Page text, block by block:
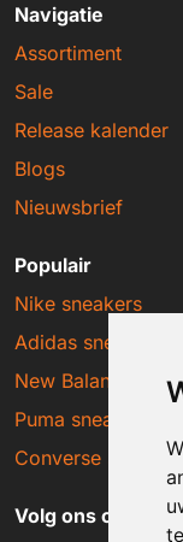
Navigatie
Assortiment
Sale
Release kalender
Blogs
Nieuwsbrief
Populair
Nike sneakers
Adidas sneakers
New Balance
Puma sneakers
Converse
Volg ons op